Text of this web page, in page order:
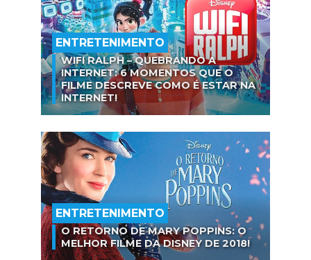
ENTRETENIMENTO
WIFI RALPH – QUEBRANDO A
INTERNET: 6 MOMENTOS QUE O
FILME DESCREVE COMO É ESTAR NA
INTERNET!
ENTRETENIMENTO
O RETORNO DE MARY POPPINS: O
MELHOR FILME DA DISNEY DE 2018!